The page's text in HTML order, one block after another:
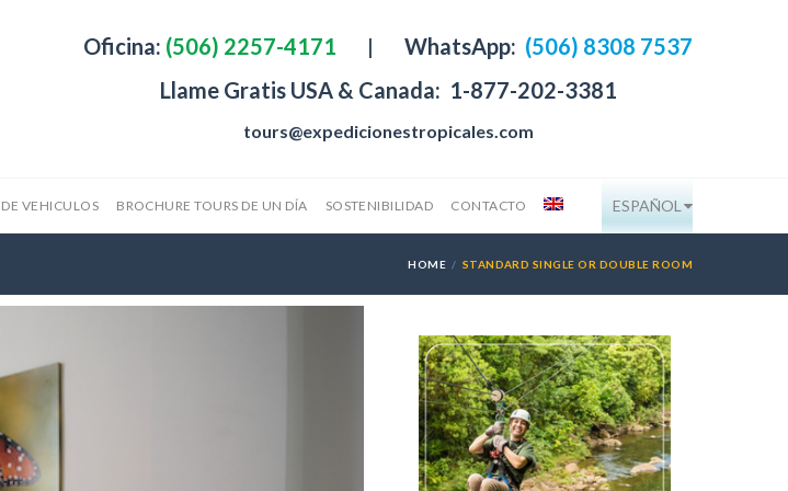
Oficina: (506) 2257-4171 | WhatsApp: (506) 8308 7537
Llame Gratis USA & Canada: 1-877-202-3381
tours@expedicionestropicales.com
VEHICULOS BROCHURE TOURS DE UN DÍA SOSTENIBILIDAD CONTACTO ESPAÑOL
HOME STANDARD SINGLE OR DOUBLE ROOM